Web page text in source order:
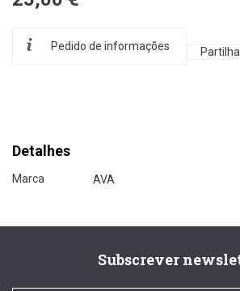
Pedido de informações
Detalhes
Marca AVA
Subscrever